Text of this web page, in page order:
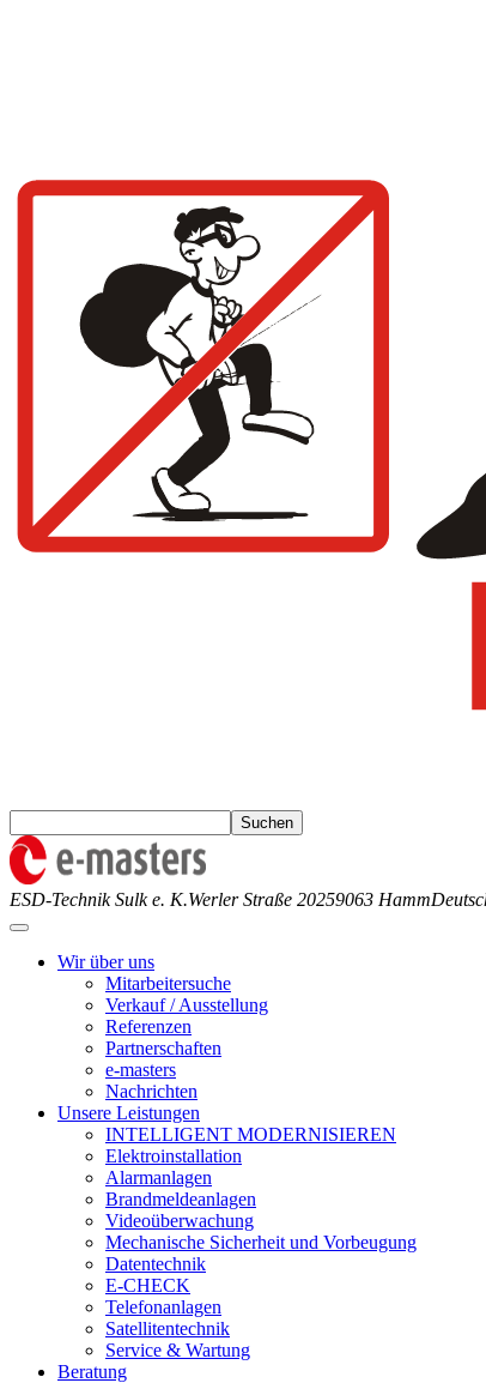
ESD-Technik Sulk e. K.Werler Straße 20259063 Hamm
Wir über uns
Mitarbeitersuche
Verkauf / Ausstellung
Referenzen
Partnerschaften
e-masters
Nachrichten
Unsere Leistungen
INTELLIGENT MODERNISIEREN
Elektroinstallation
Alarmanlagen
Brandmeldeanlagen
Videoüberwachung
Mechanische Sicherheit und Vorbeugung
Datentechnik
E-CHECK
Telefonanlagen
Satellitentechnik
Service & Wartung
Beratung